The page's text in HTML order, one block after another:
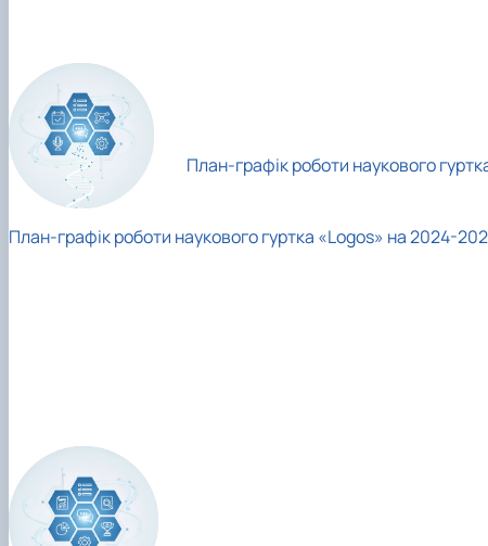
План-графік роботи наукового
План-графік роботи наукового гуртка «Logos» на 2024-